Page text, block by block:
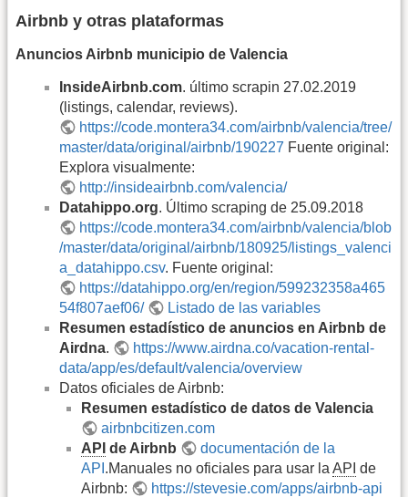
Airbnb y otras plataformas
Anuncios Airbnb municipio de Valencia
InsideAirbnb.com. último scrapin 27.02.2019
(listings, calendar, reviews).
https://code.montera34.com/airbnb/valencia/tree/
master/data/original/airbnb/190227 Fuente original:
Explora visualmente:
http://insideairbnb.com/valencia/
Datahippo.org. Último scraping de 25.09.2018
https://code.montera34.com/airbnb/valencia/blob
/master/data/original/airbnb/180925/listings_valenci
a_datahippo.csv. Fuente original:
https://datahippo.org/en/region/599232358a465
54f807aef06/
Listado de las variables
Resumen estadístico de anuncios en Airbnb de
Airdna.
https://www.airdna.co/vacation-rental-
data/app/es/default/valencia/overview
Datos oficiales de Airbnb:
Resumen estadístico de datos de Valencia
airbnbcitizen.com
API de Airbnb
documentación de la
API .Manuales no oficiales para usar la API de
Airbnb:
https://stevesie.com/apps/airbnb-api